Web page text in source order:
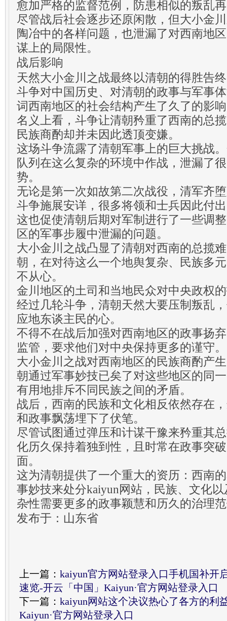
愈加严格的监督范例，防患相似的叛乱
尽管战后社会逐步还原闲散，但大小金
陶冶中的各样问题，也泄漏了对西南地
谋上的局限性。
战后影响
天然大小金川之战最终以清朝的得胜告
斗争对中国历史、对清朝的政事与军事
词西南地区的社会结构产生了久了的影
名义上看，斗争让清朝矜重了西南的总
民族商酌却并未因此透顶变嫌。
这场斗争流露了清朝军事上的巨大挑战
队列在这么复杂的环境中作战，泄漏了
势。
无论是第一次如故第二次战役，清军齐
斗争施展安详，很多将领和士兵因此付
这也促使清朝后期对军制进行了一些调
区的军事步履中泄漏的问题。
大小金川之战凸显了清朝对西南的总揽
朝，在对待这么一个地舆复杂、民族多
不从心。
金川地区的土司和当地民众对中央政权
经过几轮斗争，清朝天然大要压制叛乱
应地东谈主民的心。
不得不在战后加强对西南地区的政事扬
监管，要求他们对中央保持更多的谨守。
大小金川之战对西南地区的民族商酌产
朝通过军事妙技已矣了对这些地区的同
有用地排斥不同民族之间的矛盾。
战后，西南的民族和文化相反依然存在
和政事飘荡埋下了伏笔。
尽管试图通过弹压和计谋干豫来矜重其
化历久保持着独到性，且时常在政事突
面。
这为清朝提供了一个重大的资历：西南
事妙技来处分kaiyun网站，民族、文化
杂性需要更多的政事颖慧和历久的治理
发布于：山东省
上一篇： kaiyun官方网站登录入口手机国补开
速览-开云「中国」Kaiyun·官方网站登录入口
下一篇： kaiyun网站这个决议热心了各方的利
Kaiyun·官方网站登录入口